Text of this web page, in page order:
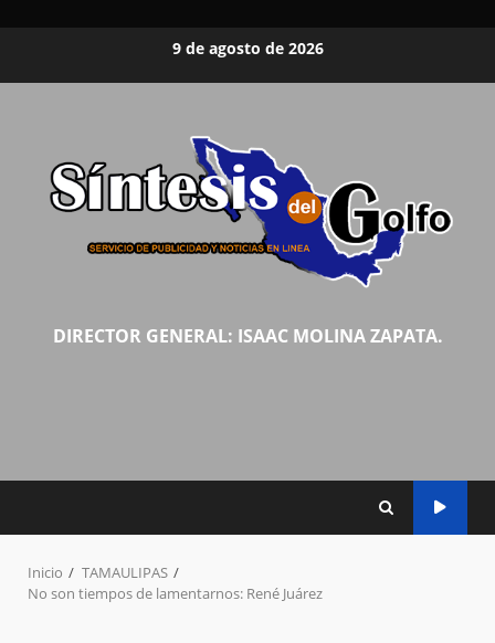
9 de agosto de 2026
DIRECTOR GENERAL: ISAAC MOLINA ZAPATA.
Inicio
TAMAULIPAS
No son tiempos de lamentarnos: René Juárez